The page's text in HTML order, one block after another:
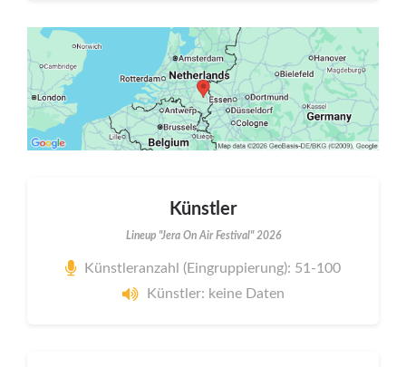
Künstler
Lineup "Jera On Air Festival" 2026
Künstleranzahl (Eingruppierung): 51-100
Künstler: keine Daten